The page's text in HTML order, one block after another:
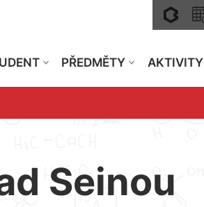
PŘEDMĚTY AKTIVITY
Seinou